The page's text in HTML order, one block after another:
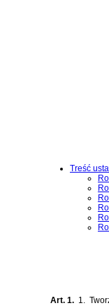
Treść
Art. 1. 1.